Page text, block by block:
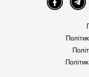
Facebook